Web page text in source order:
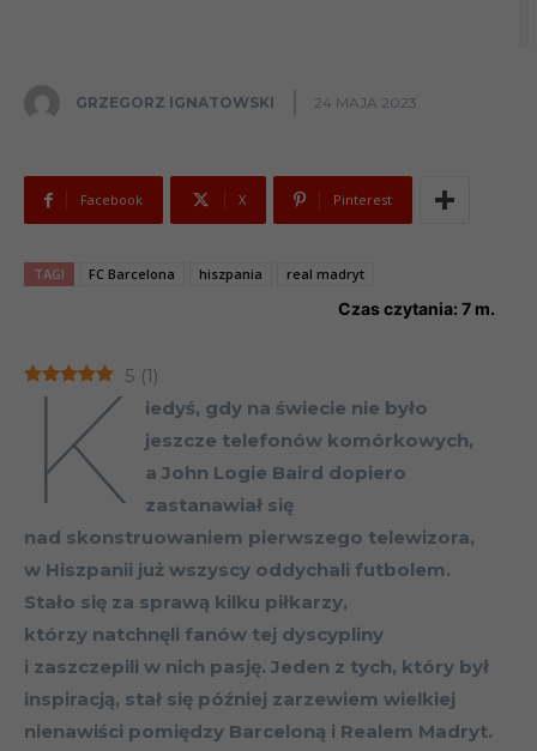
GRZEGORZ IGNATOWSKI 24 MAJA 2023
Facebook X Pinterest
TAGI FC Barcelona hiszpania real madryt
Czas czytania: 7 m.
5 (1)
K
iedyś, gdy na świecie nie było
jeszcze telefonów komórkowych,
a John Logie Baird dopiero
zastanawiał się
nad skonstruowaniem pierwszego telewizora,
w Hiszpanii już wszyscy oddychali futbolem.
Stało się za sprawą kilku piłkarzy,
którzy natchnęli fanów tej dyscypliny
i zaszczepili w nich pasję. Jeden z tych, który był
inspiracją, stał się później zarzewiem wielkiej
nienawiści pomiędzy Barceloną i Realem Madryt.